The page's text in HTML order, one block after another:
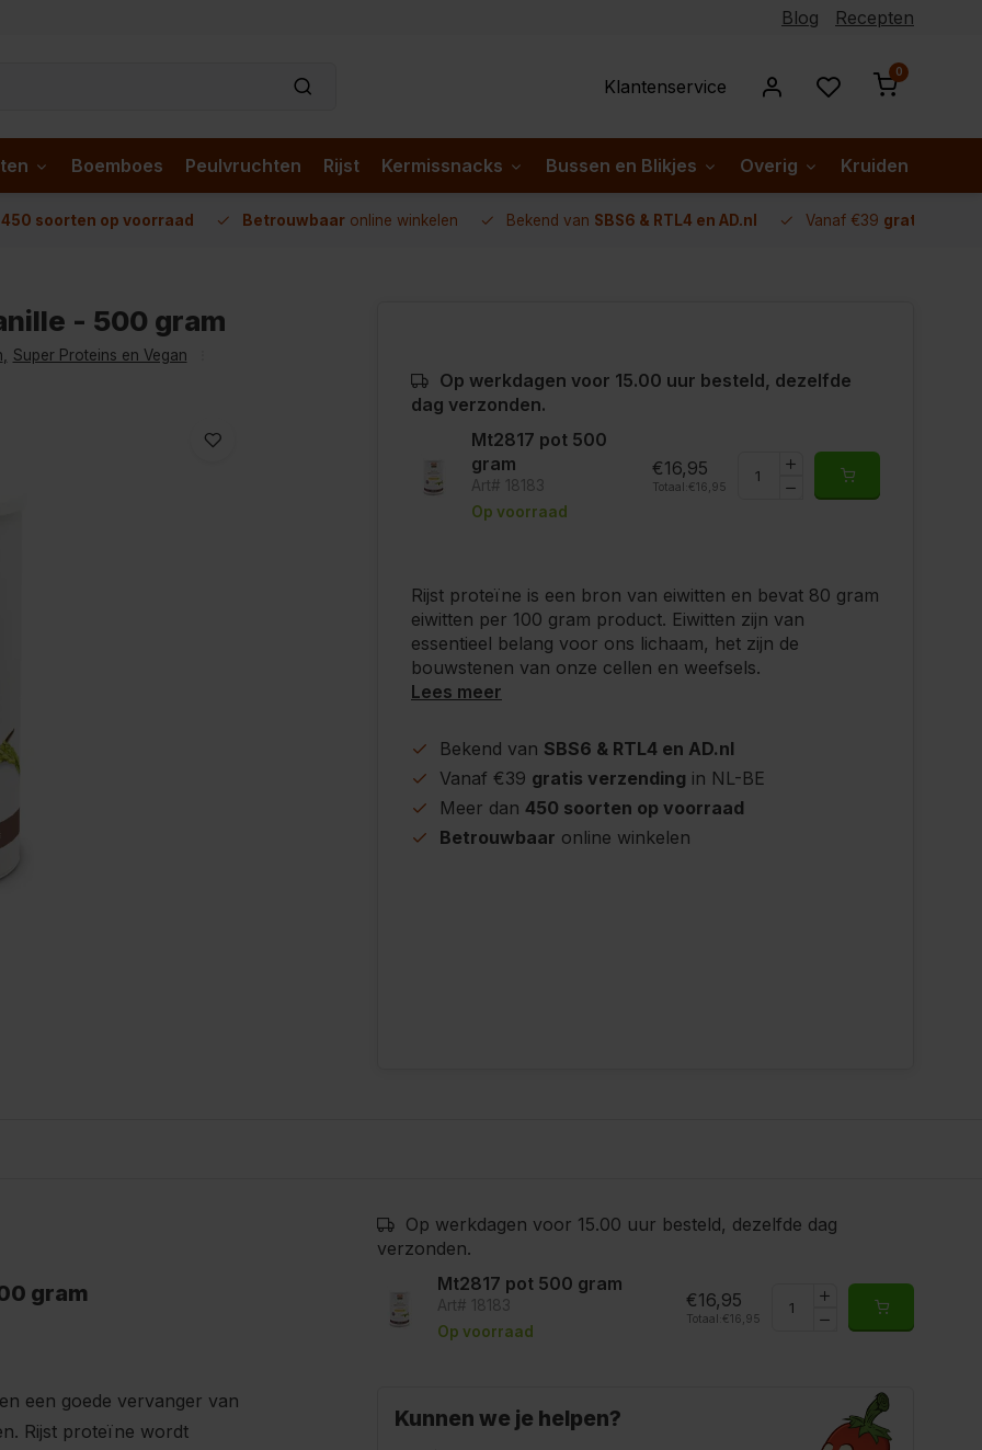
Blog Recepten
Klantenservice
0
Boemboes Peulvruchten Rijst Kermissnacks Bussen en Blikjes Overig Kruiden per
450 soorten op voorraad Betrouwbaar online winkelen Bekend van SBS6 & RTL4 en AD.nl Vanaf €39 gratis
- 500 gram
Super Proteins en Vegan
Op werkdagen voor 15.00 uur besteld, dezelfde
dag verzonden.
Mt2817 pot 500
gram
Art# 18183
Op voorraad
€16,95
Totaal: €16,95
Rijst proteïne is een bron van eiwitten en bevat 80 gram
eiwitten per 100 gram product. Eiwitten zijn van
essentieel belang voor ons lichaam, het zijn de
bouwstenen van onze cellen en weefsels.
Lees meer
Bekend van SBS6 & RTL4 en AD.nl
Vanaf €39 gratis verzending in NL-BE
Meer dan 450 soorten op voorraad
Betrouwbaar online winkelen
gram
een goede vervanger van
Rijst proteïne wordt
Op werkdagen voor 15.00 uur besteld, dezelfde dag
verzonden.
Mt2817 pot 500 gram
Art# 18183
Op voorraad
€16,95
Totaal: €16,95
Kunnen we je helpen?